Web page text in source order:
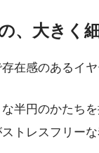
、大きく
在感のあるイヤ
半円のかたち
ストレスフリー